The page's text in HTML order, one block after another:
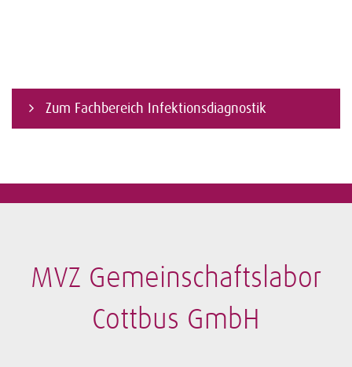
Zum Fachbereich Infektionsdiagnostik
MVZ Gemeinschaftslabor
Cottbus GmbH